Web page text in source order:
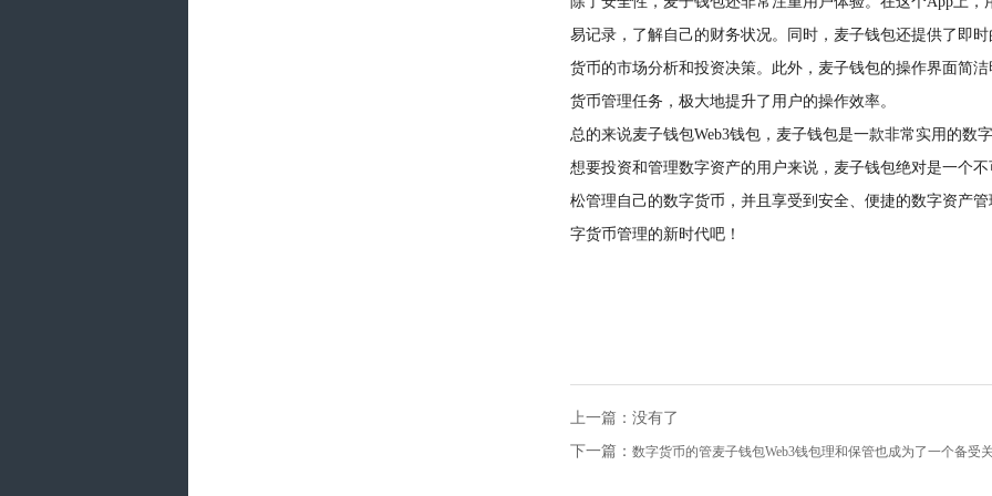
易记录，了解自己的财务状况。同时，麦子钱包还提供了即
货币的市场分析和投资决策。此外，麦子钱包的操作界面简
货币管理任务，极大地提升了用户的操作效率。
总的来说麦子钱包Web3钱包，麦子钱包是一款非常实用的数
想要投资和管理数字资产的用户来说，麦子钱包绝对是一个
松管理自己的数字货币，并且享受到安全、便捷的数字资产
字货币管理的新时代吧！
上一篇：没有了
下一篇： 数字货币的管麦子钱包Web3钱包理和保管也成为了一个备受